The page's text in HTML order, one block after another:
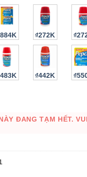
₫272K
₫442K
ĐANG TẠM HẾT.